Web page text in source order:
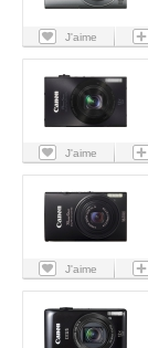
J'aime
J'aime
J'aime